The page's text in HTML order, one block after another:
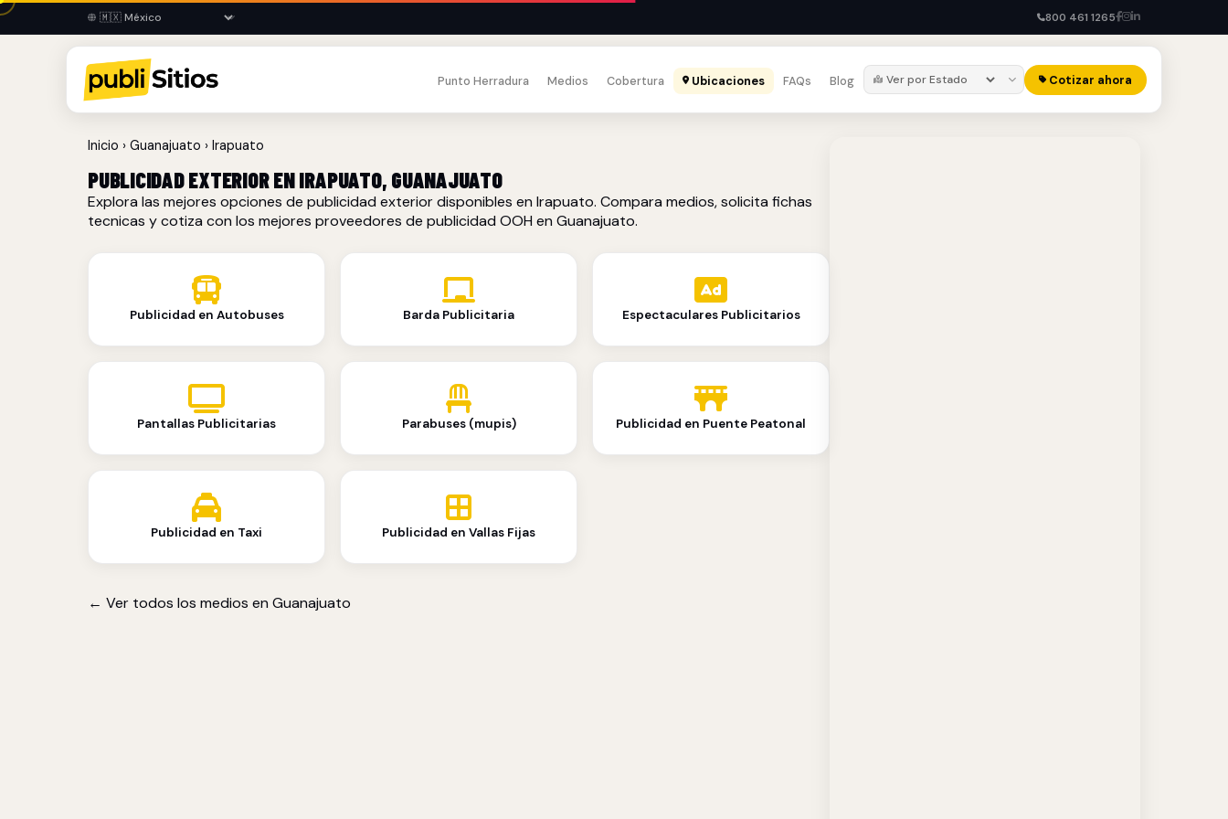
800 461 1265
Punto Herradura Medios Cobertura Ubicaciones FAQs Blog Cotizar ahora
Inicio › Guanajuato › Irapuato
PUBLICIDAD EXTERIOR EN IRAPUATO, GUANAJUATO
Explora las mejores opciones de publicidad exterior disponibles en Irapuato. Compara medios, solicita fichas
tecnicas y cotiza con los mejores proveedores de publicidad OOH en Guanajuato.
Publicidad en Autobuses Barda Publicitaria Espectaculares Publicitarios
Pantallas Publicitarias Parabuses (mupis) Publicidad en Puente Peatonal
Publicidad en Taxi Publicidad en Vallas Fijas
← Ver todos los medios en Guanajuato